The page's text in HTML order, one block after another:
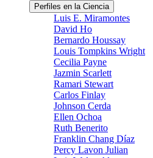
Perfiles en la Ciencia
Luis E. Miramontes
David Ho
Bernardo Houssay
Louis Tompkins Wright
Cecilia Payne
Jazmin Scarlett
Ramari Stewart
Carlos Finlay
Johnson Cerda
Ellen Ochoa
Ruth Benerito
Franklin Chang Díaz
Percy Lavon Julian